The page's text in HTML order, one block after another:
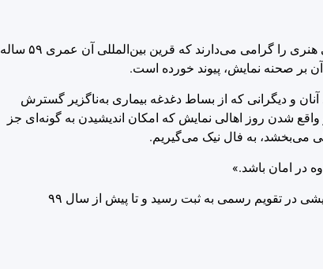
«اهالی هنر نمایش در چهار سال اخیر مطابق با تقویم رسمی، در هفتمین روز فروردین روز ملی هنری را گرامی می‌دارند که قرین بین‌المللی آن عمری ۵۹ ساله
آن بر صحنه نمایش، پیوند خورده است.
و دیگرانی که از بساط دغدغه بیماری به‌ناگزیر گسترش
واقع شدن روز اهالی نمایش که امکان اندیشیدن به گونه‌ای جز
می‌بخشد، به فال نیک می‌گیریم.
در امان باشد.»
هفتم فروردین‌ مطابق با ۲۷ مارس، روز جهانی تئاتر، از سال ۹۶ به عنوان روز ملی هنرهای نمایشی در تقویم رسمی به ثبت رسید و تا پیش از سال ۹۹